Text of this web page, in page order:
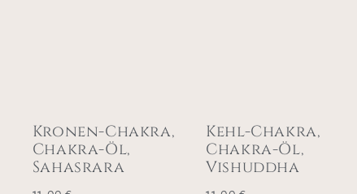
Kronen-Chakra,
Chakra-Öl,
Sahasrara
Kehl-Chakra,
Chakra-Öl,
Vishuddha